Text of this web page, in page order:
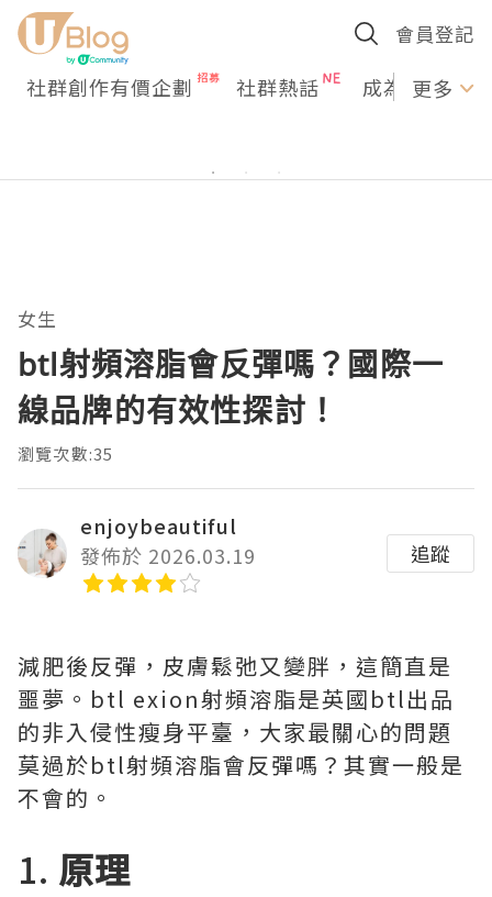
會員登記
社群創作有價企劃 社群熱話 成為U更多
女生
btl射頻溶脂會反彈嗎？國際一
線品牌的有效性探討！
瀏覽次數:35
enjoybeautiful
發佈於 2026.03.19
追蹤
減肥後反彈，皮膚鬆弛又變胖，這簡直是
噩夢。btl exion射頻溶脂是英國btl出品
的非入侵性瘦身平臺，大家最關心的問題
莫過於btl射頻溶脂會反彈嗎？其實一般是
不會的。
1. 原理